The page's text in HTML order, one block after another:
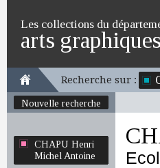
Les collections du
arts graphiques
Recherche sur :
Nouvelle recherche
CHAPU Henri
Michel Antoine